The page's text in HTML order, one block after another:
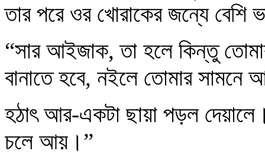
তার পরে ওর খোরাকের জন্যে বেশি
“সার আইজাক, তা হলে কিন্তু
বানাতে হবে, নইলে তোমার
হঠাৎ আর-একটা ছায়া পড়ল
চলে আয়।”